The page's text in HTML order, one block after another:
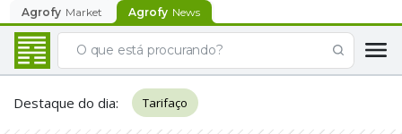
Agrofy Market Agrofy News
Destaque do dia: Tarifaço